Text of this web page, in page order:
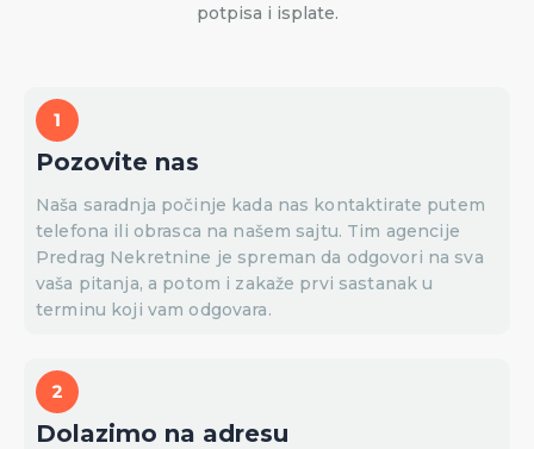
potpisa i isplate.
Pozovite nas
Naša saradnja počinje kada nas kontaktirate putem
telefona ili obrasca na našem sajtu. Tim agencije
Predrag Nekretnine je spreman da odgovori na sva
vaša pitanja, a potom i zakaže prvi sastanak u
terminu koji vam odgovara.
Dolazimo na adresu